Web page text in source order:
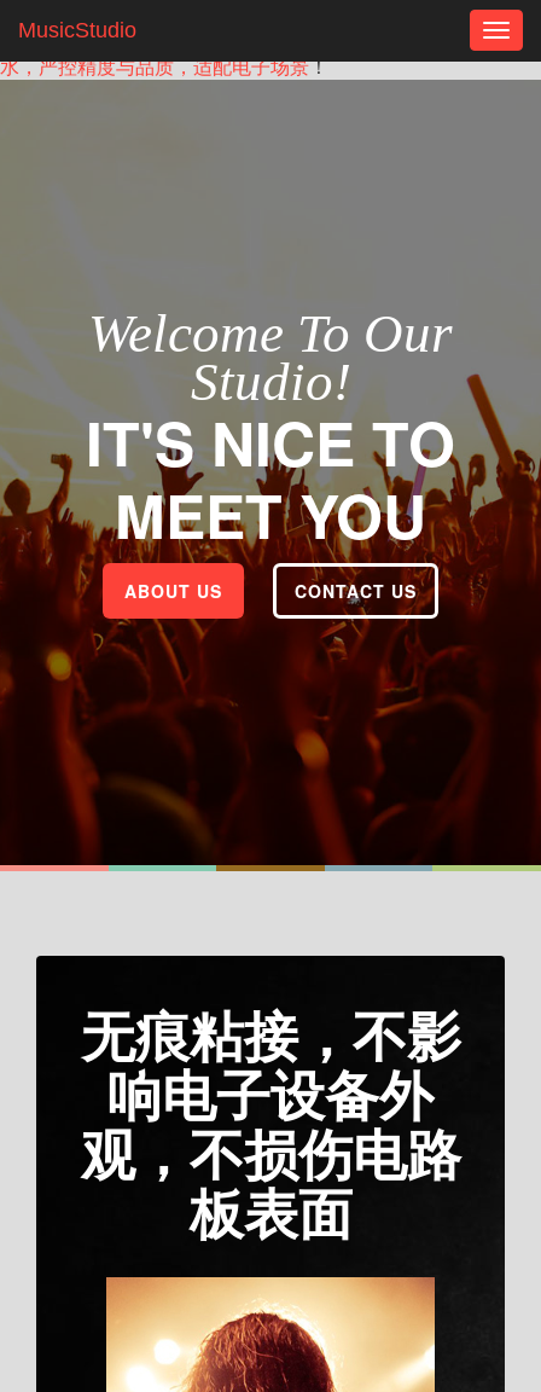
安防电子模块密封乐泰胶，uv胶电路板
供应链稳定厂家，上海多材质适配胶水，自主生产电路板专用胶
水，严控精度与品质，适配电子场景！
MusicStudio
Welcome To Our
Studio!
IT'S NICE TO
MEET YOU
ABOUT US CONTACT US
无痕粘接，不影
响电子设备外
观，不损伤电路
板表面
上海专业技术团队，
提供免费施工指导